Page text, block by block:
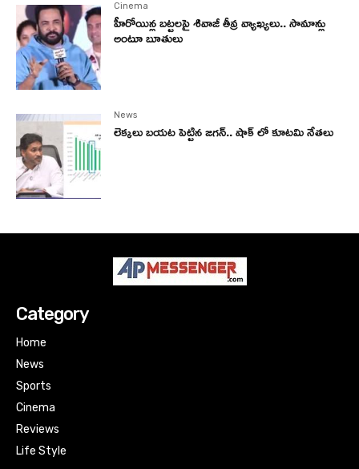
Cinema
హీరోయిన్ల బట్టలపై శివాజీ తీవ్ర వ్యాఖ్యలు.. సామాన్లు
అంటూ బూతులు
News
లెక్కలు బయట పెట్టిన జగన్.. షాక్ లో కూటమి నేతలు
Category
Home
News
Sports
Cinema
Reviews
Life Style